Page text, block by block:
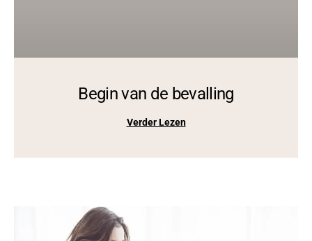
Begin van de bevalling
Verder Lezen